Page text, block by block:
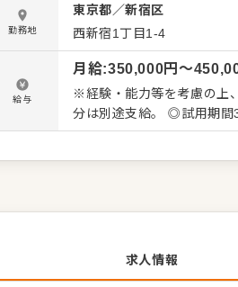
を持つことができます。 ■入社後はまず、接客やレジ対応、お弁当の盛り付けといった基本業務
からスタート！ その後、徐
を引く商品陳列やPOP作成
タッフの採用・育成、シフト管理な
店長に与えられる裁量の大
のか。その一つひとつの判
を動かしているという手応
勤務地
東京都／新宿区
西新宿1丁目1-4
給与
月給:350,000円〜
※経験・能力等を考慮の上
分は別途支給
求人情報